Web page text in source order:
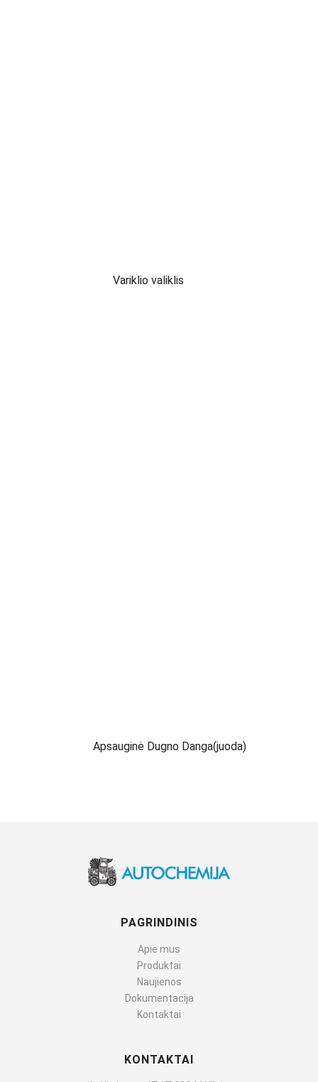
Variklio valiklis
Apsauginė Dugno Danga(juoda)
PAGRINDINIS
Apie mus
Produktai
Naujienos
Dokumentacija
Kontaktai
KONTAKTAI